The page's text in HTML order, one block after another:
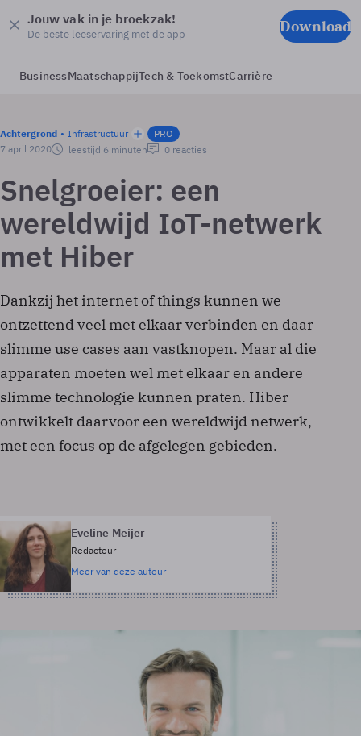
Jouw vak in je broekzak!
De beste leeservaring met de app Download
BusinessMaatschappijTech & ToekomstCarrière
Achtergrond Infrastructuur
PRO
7 april 2020
leestijd 6 minuten 0 reacties
Snelgroeier: een
wereldwijd IoT-netwerk
met Hiber
Dankzij het internet of things kunnen we
ontzettend veel met elkaar verbinden en daar
slimme use cases aan vastknopen. Maar al die
apparaten moeten wel met elkaar en andere
slimme technologie kunnen praten. Hiber
ontwikkelt daarvoor een wereldwijd netwerk,
met een focus op de afgelegen gebieden.
Eveline Meijer
Redacteur
Meer van deze auteur